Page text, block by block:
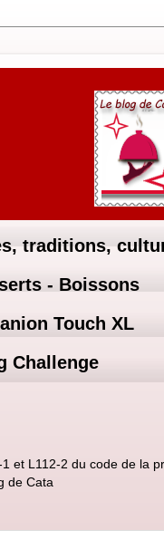
traditions,
- Boissons
Touch XL
Challenge
L112-2 du code de la
de Cata